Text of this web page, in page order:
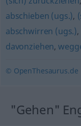
abschieben (ugs.),
abschwirren (ugs.),
davonziehen,
© OpenThesaurus.de
"Gehen"